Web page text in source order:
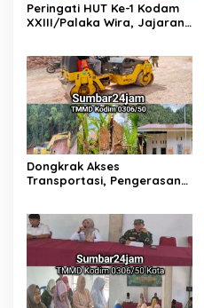
Peringati HUT Ke-1 Kodam
XXIII/Palaka Wira, Jajaran
Tatura PALU
Dongkrak Akses
Transportasi, Pengerasan